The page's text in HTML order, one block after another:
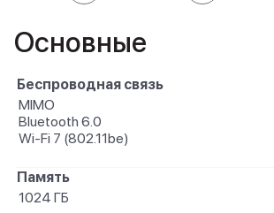
Основные
Беспроводная связь
MIMO
Bluetooth 6.0
Wi-Fi 7 (802.11be)
Память
1024 ГБ